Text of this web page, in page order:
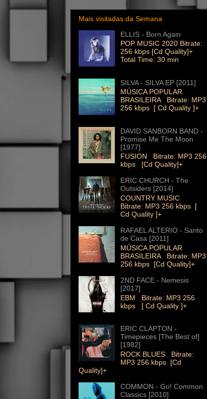
Mais visitadas da Semana
ELLIS - Born Again
POP MUSIC 2020 Bitrate:
256 kbps [Cd Quality]+
Total Time: 30 min
SILVA - SILVA EP [2011]
MÚSICA POPULAR
BRASILEIRA Bitrate: MP3
256 kbps [ Cd Quality ]+
DAVID SANBORN BAND -
Promise Me The Moon
[1977]
FUSION Bitrate: MP3 256
kbps [Cd Quality]+
ERIC CHURCH - The
Outsiders [2014]
COUNTRY MUSIC
Bitrate: MP3 256 kbps [
Cd Quality ]+
RAFAEL ALTERIO - Santo
de Casa [2011]
MÚSICA POPULAR
BRASILEIRA Bitrate: MP3
256 kbps [Cd Quality]+
2ND FACE - Nemesis
[2017]
EBM Bitrate: MP3 256
kbps [ Cd Quality ]+
ERIC CLAPTON -
Timepieces [The Best of]
[1982]
ROCK BLUES Bitrate:
MP3 256 kbps [Cd
Quality]+
COMMON - Go! Common
Classics [2010]